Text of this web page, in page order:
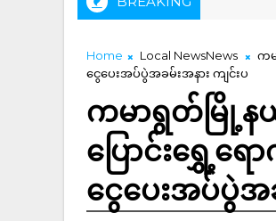
Home Local NewsNews
က
ငွေပေးအပ်ပွဲအခမ်းအနား ကျင်းပ
ကမာရွတ်မြို့န
ပြောင်းရွှေ့ရ
ငွေပေးအပ်ပွဲအ